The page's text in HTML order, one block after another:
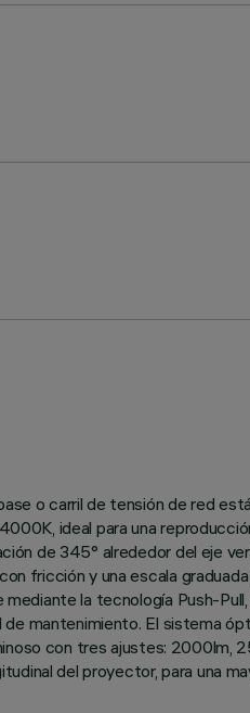
o carril de tensión de red
ideal para una
de 345° alrededor del eje
fricción y una escala
la tecnología Push-
mantenimiento. El sistema
con tres ajustes:
del proyector, para una